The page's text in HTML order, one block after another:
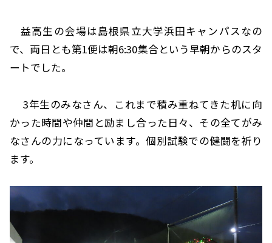
益高生の会場は島根県立大学浜田キャンパスなの
で、両日とも第1便は朝6:30集合という早朝からのスタ
ートでした。
3年生のみなさん、これまで積み重ねてきた机に向
かった時間や仲間と励まし合った日々、その全てがみ
なさんの力になっています。個別試験での健闘を祈り
ます。